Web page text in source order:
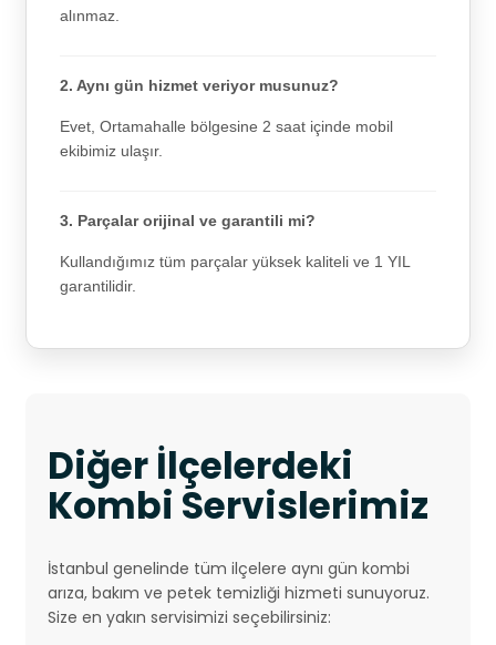
alınmaz.
2. Aynı gün hizmet veriyor musunuz?
Evet, Ortamahalle bölgesine 2 saat içinde mobil
ekibimiz ulaşır.
3. Parçalar orijinal ve garantili mi?
Kullandığımız tüm parçalar yüksek kaliteli ve 1 YIL
garantilidir.
Diğer İlçelerdeki
Kombi Servislerimiz
İstanbul genelinde tüm ilçelere aynı gün kombi
arıza, bakım ve petek temizliği hizmeti sunuyoruz.
Size en yakın servisimizi seçebilirsiniz: